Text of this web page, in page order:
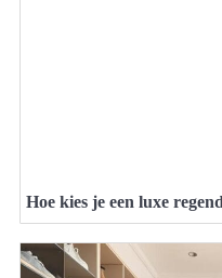
Hoe kies je een luxe